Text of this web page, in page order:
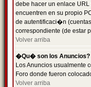
debe hacer un enlace
encuentren en su propio
de autentificaci�n
correspondiente (de estar
Volver arriba
�Qu� son los Anuncios?
Los Anuncios usualmente
Foro donde fueron
Volver arriba